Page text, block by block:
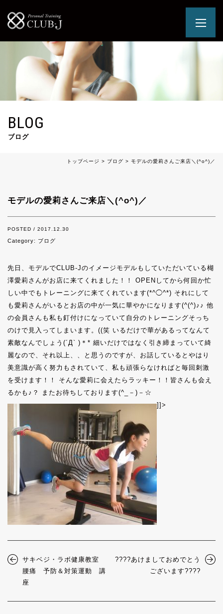
BLOG
ブログ
トップページ > ブログ > モデルの愛莉さんご来店＼(^o^)／
モデルの愛莉さんご来店＼(^o^)／
POSTED / 2017.12.30
Category: ブログ
先日、モデルでCLUB-Jのイメージモデルもしていただいている楜
澤愛莉さんがお店に来てくれました！！ OPENしてから何回か忙
しい中でもトレーニングに来てくれています(*^◯^*) それにして
も愛莉さんがいるとお店の中が一気に華やかになります(^(^)♪♪ 他
の会員さんも私も釘付けになっていて自分のトレーニングそっち
のけで見入ってしまいます。((笑 いるだけで華があるってなんて
素敵なんでしょう(´Д` )＊* 細いだけではなく引き締まっていて綺
麗なので、それ以上、、と思うのですが、お話しているとやはり
美意識が高く努力もされていて、私も頑張らなければと毎回刺激
を受けます！！ そんな愛莉に会えたらラッキー！！皆さんも会え
るかも♪？ またお待ちしております(^_－)－☆
]]>
サキベジ・ラボ健康教室
腰痛 予防＆対策運動 講
座
????あけましておめでとう
ございます????